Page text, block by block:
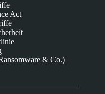
Act
& Co.)